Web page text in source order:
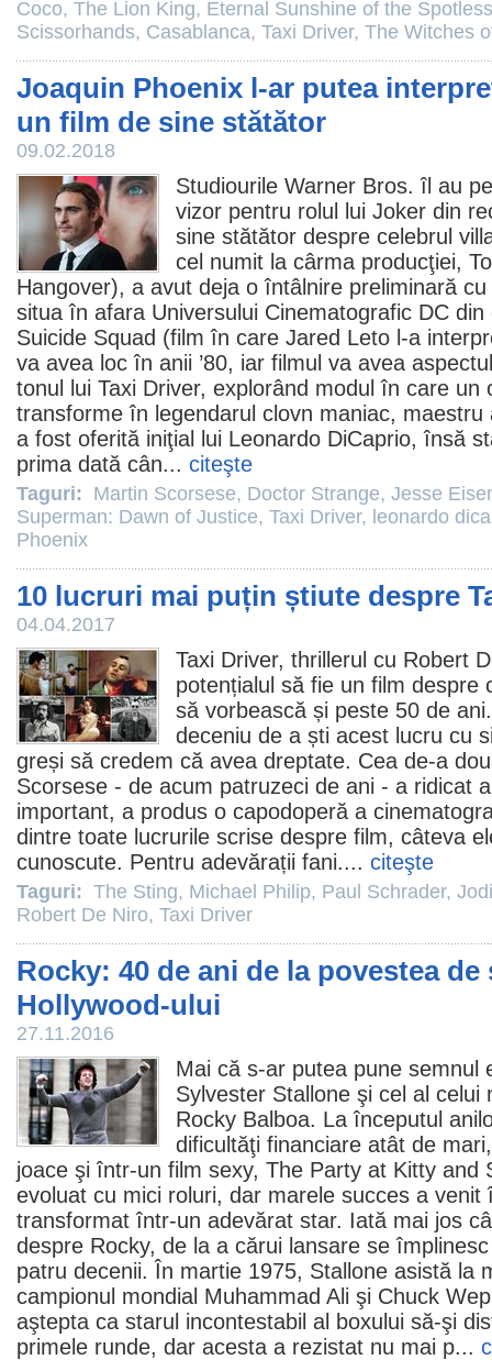
Coco, The Lion King, Eternal Sunshine of the
Scissorhands, Casablanca, Taxi Driver, The Witches
Joaquin Phoenix l-ar putea
un film de sine stătător
09.02.2018
Studiourile Warner Bros. îl au
vizor pentru rolul lui Joker din
sine stătător despre celebrul
cel numit la cârma producţiei,
Hangover), a avut deja o întâlnire preliminară
situa în afara Universului Cinematografic DC
Suicide Squad (film în care Jared Leto l-a
va avea loc în anii ’80, iar filmul va avea
tonul lui Taxi Driver, explorând modul în care un
transforme în legendarul clovn maniac, maestru
a fost oferită iniţial lui Leonardo DiCaprio, însă
prima dată cân... citeşte
Taguri: Martin Scorsese, Doctor Strange, Jesse
Superman: Dawn of Justice, Taxi Driver, leonardo
Phoenix
10 lucruri mai puțin știute despre
04.04.2017
Taxi Driver, thrillerul cu Robert
potențialul să fie un film despre
să vorbească și peste 50 de
deceniu de a ști acest lucru cu
greși să credem că avea dreptate. Cea de-a
Scorsese - de acum patruzeci de ani - a ridicat
important, a produs o capodoperă a
dintre toate lucrurile scrise despre film, câteva
cunoscute. Pentru adevărații fani.... citeşte
Taguri: The Sting, Michael Philip, Paul Schrader,
Robert De Niro, Taxi Driver
Rocky: 40 de ani de la povestea de
Hollywood-ului
27.11.2016
Mai că s-ar putea pune semnul
Sylvester Stallone şi cel al celui
Rocky Balboa. La începutul
dificultăţi financiare atât de
joace şi într-un film sexy, The Party at Kitty and
evoluat cu mici roluri, dar marele succes a venit
transformat într-un adevărat star. Iată mai jos
despre Rocky, de la a cărui lansare se
patru decenii. În martie 1975, Stallone asistă la
campionul mondial Muhammad Ali şi Chuck
aştepta ca starul incontestabil al boxului să-şi
primele runde, dar acesta a rezistat nu mai p...